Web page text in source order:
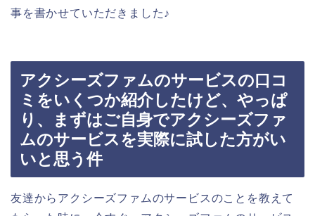
事を書かせていただきました♪
アクシーズファムのサービスの口コ
ミをいくつか紹介したけど、やっぱ
り、まずはご自身でアクシーズファ
ムのサービスを実際に試した方がい
いと思う件
友達からアクシーズファムのサービスのことを教えて